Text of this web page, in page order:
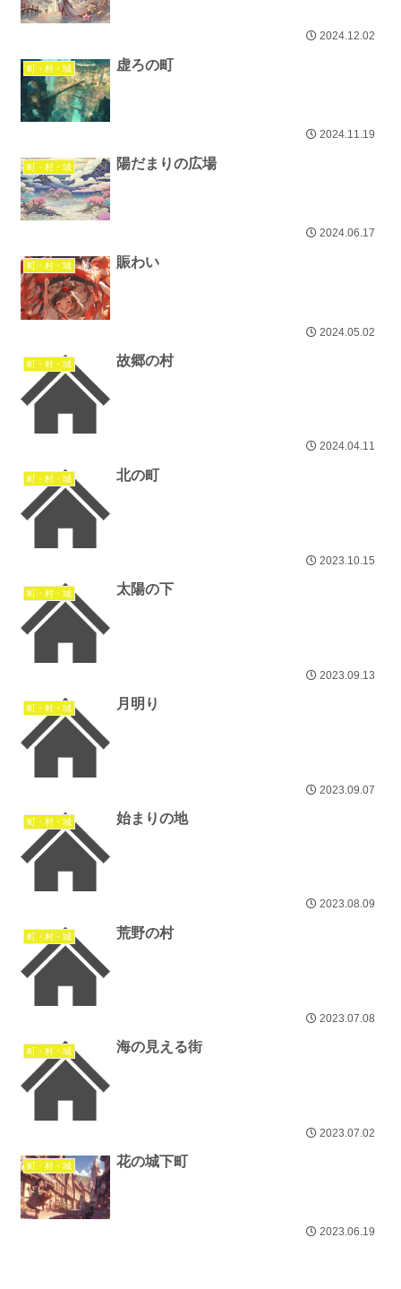
2024.12.02
町・村・城 虚ろの町
2024.11.19
町・村・城 陽だまりの広場
2024.06.17
町・村・城 賑わい
2024.05.02
町・村・城 故郷の村
2024.04.11
町・村・城 北の町
2023.10.15
町・村・城 太陽の下
2023.09.13
町・村・城 月明り
2023.09.07
町・村・城 始まりの地
2023.08.09
町・村・城 荒野の村
2023.07.08
町・村・城 海の見える街
2023.07.02
町・村・城 花の城下町
2023.06.19